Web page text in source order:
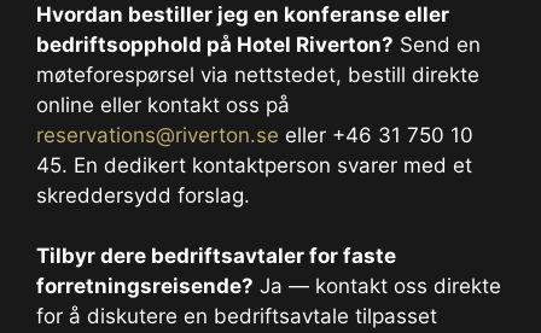
Hvordan bestiller jeg en konferanse eller
bedriftsopphold på Hotel Riverton? Send en
møteforespørsel via nettstedet, bestill direkte
online eller kontakt oss på
reservations@riverton.se eller +46 31 750 10
45. En dedikert kontaktperson svarer med et
skreddersydd forslag.
Tilbyr dere bedriftsavtaler for faste
forretningsreisende? Ja — kontakt oss direkte
for å diskutere en bedriftsavtale tilpasset